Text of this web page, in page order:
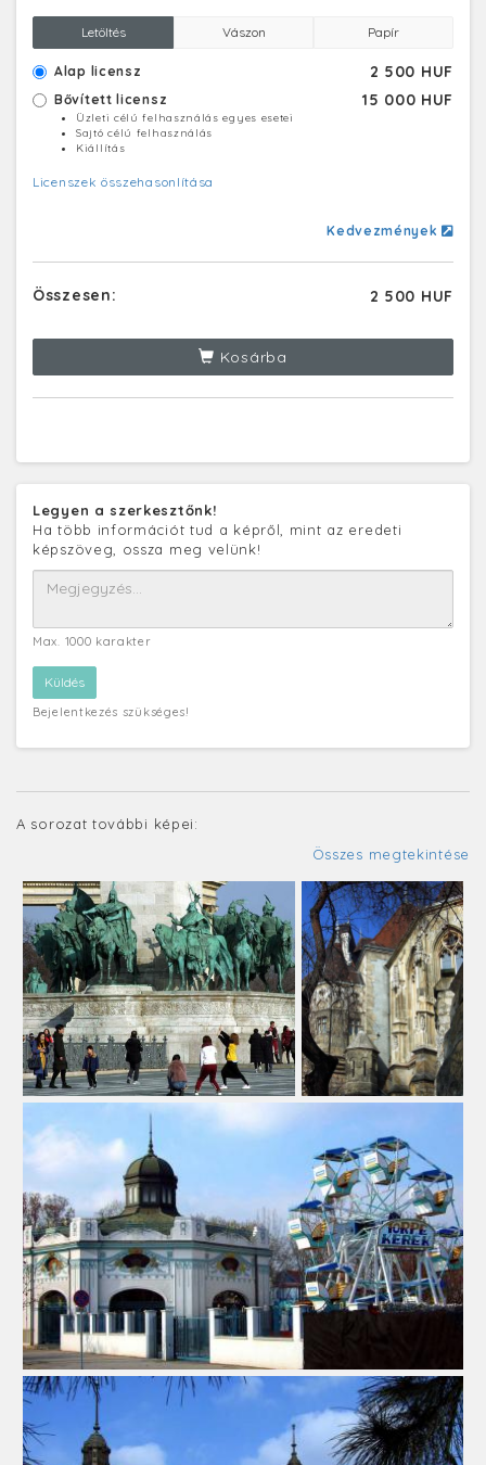
Letöltés Vászon Papír
Alap licensz 2 500 HUF
Bővített licensz 15 000 HUF
Üzleti célú felhasználás egyes esetei
Sajtó célú felhasználás
Kiállítás
Licenszek összehasonlítása
Kedvezmények
Összesen: 2 500 HUF
Kosárba
Legyen a szerkesztőnk!
Ha több információt tud a képről, mint az eredeti
képszöveg, ossza meg velünk!
Max. 1000 karakter
Bejelentkezés szükséges!
A sorozat további képei:
Összes megtekintése